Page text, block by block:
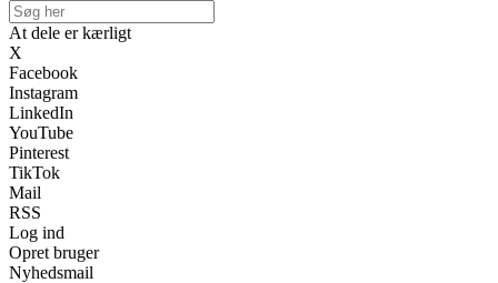
At dele er kærligt
X
Facebook
Instagram
LinkedIn
YouTube
Pinterest
TikTok
Mail
RSS
Log ind
Opret bruger
Nyhedsmail